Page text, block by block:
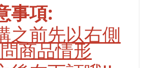
事項:
之前先以右側
商品情形